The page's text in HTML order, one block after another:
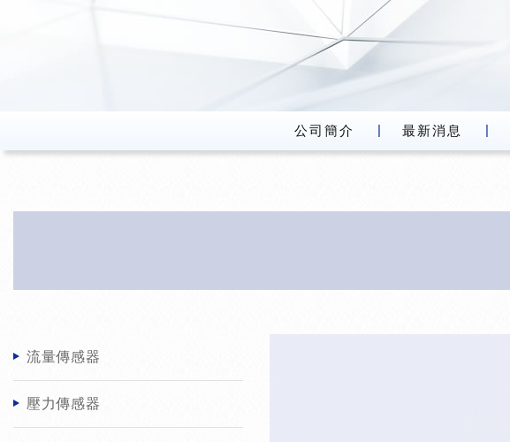
公司簡介 最新消息
流量傳感器
壓力傳感器